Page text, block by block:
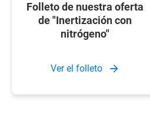
Folleto de nuestra oferta
de "Inertización con
nitrógeno"
Ver el folleto